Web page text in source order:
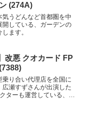
(274A)
気うどんなど首都圏を中
開している、ガーデンの
ます。
改悪 クオカード FP
乗り合い代理店を全国に
広瀬すずさんが出演した
ターも運営している、